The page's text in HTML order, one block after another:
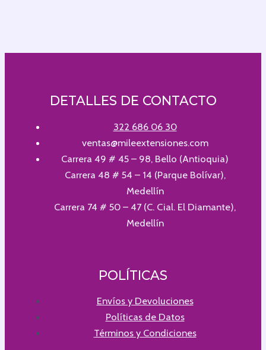
DETALLES DE CONTACTO
322 686 06 30
ventas@mileextensiones.com
Carrera 49 # 45 – 98, Bello (Antioquia)
Carrera 48 # 54 – 14 (Parque Bolívar),
Medellín
Carrera 74 # 50 – 47 (C. Cial. El Diamante),
Medellín
POLÍTICAS
Envíos y Devoluciones
Políticas de Datos
Términos y Condiciones